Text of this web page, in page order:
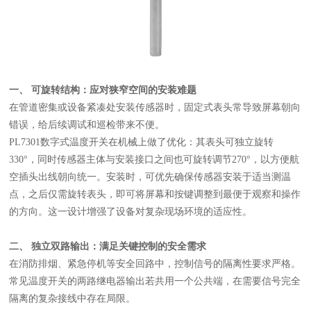
一、 可旋转结构：应对狭窄空间的安装难题
在管道密集或设备紧凑处安装传感器时，固定式表头常导致屏幕朝向
错误，给后续调试和巡检带来不便。
PL7301数字式温度开关在机械上做了优化：其表头可独立旋转
330°，同时传感器主体与安装接口之间也可旋转调节270°，以方便航
空插头出线朝向统一。安装时，可优先确保传感器安装于适当测温
点，之后仅需旋转表头，即可将屏幕和按键调整到最便于观察和操作
的方向。这一设计增强了设备对复杂现场环境的适应性。
二、 独立双路输出：满足关键控制的安全需求
在消防排烟、紧急停机等安全回路中，控制信号的隔离性要求严格。
常见温度开关的两路继电器输出若共用一个公共端，在需要信号完全
隔离的复杂接线中存在局限。